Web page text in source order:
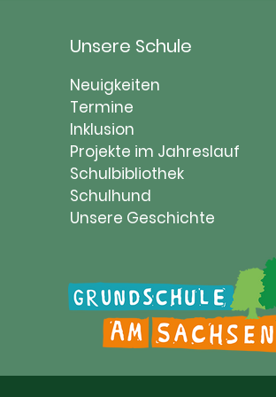
Unsere Schule
Navigation
überspringen
Neuigkeiten
Termine
Inklusion
Projekte im Jahreslauf
Schulbibliothek
Schulhund
Unsere Geschichte